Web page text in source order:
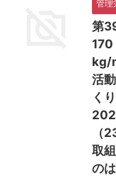
管理
第
170
kg/
活
く
（
取
の